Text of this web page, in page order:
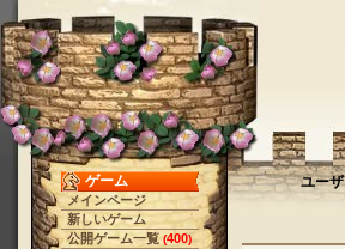
ゲーム
メインページ
新しいゲーム
公開ゲーム一覧 (400)
ユー